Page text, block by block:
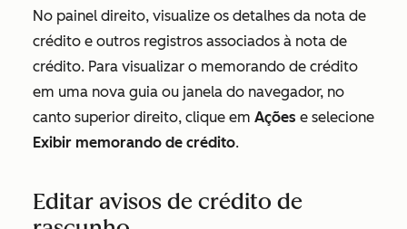
No painel direito, visualize os detalhes da nota de
crédito e outros registros associados à nota de
crédito. Para visualizar o memorando de crédito
em uma nova guia ou janela do navegador, no
canto superior direito, clique em Ações e selecione
Exibir memorando de crédito.
Editar avisos de crédito de